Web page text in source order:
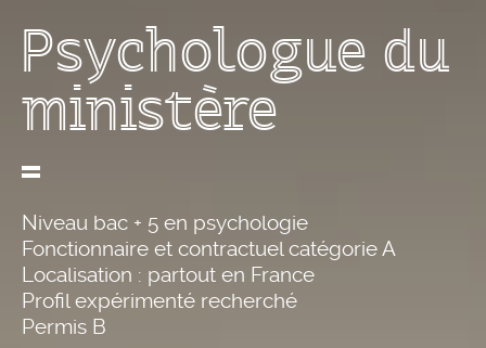
Psychologue du
ministère
Niveau bac + 5 en psychologie
Fonctionnaire et contractuel catégorie A
Localisation : partout en France
Profil expérimenté recherché
Permis B